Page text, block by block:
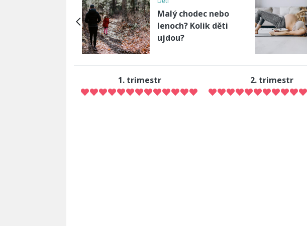
Malý chodec nebo
lenoch? Kolik děti
ujdou?
1. trimestr 2. trimestr